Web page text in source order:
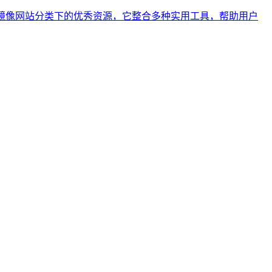
网站分类下的优秀资源，它整合多种实用工具，帮助用户